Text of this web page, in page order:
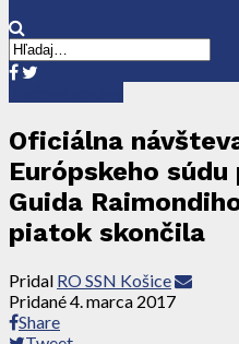
Oficiálna
Európskeho
Guida
piatok skončila
Pridal RO SSN Košice
Pridané4. marca 2017
Share